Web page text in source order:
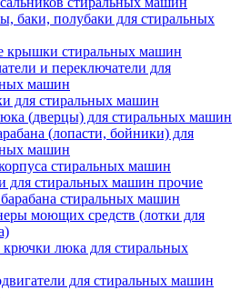
баки, полубаки для стиральных
крышки стиральных машин
и переключатели для
машин
для стиральных машин
(дверцы) для стиральных машин
(лопасти, бойники) для
машин
стиральных машин
для стиральных машин прочие
стиральных машин
моющих средств (лотки для
люка для стиральных
для стиральных машин